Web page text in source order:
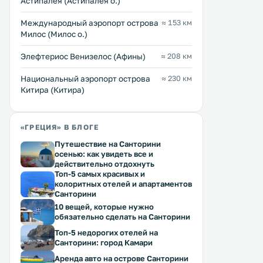
Междунарoдный аэропорт острова
Милос (Милос о.)
≈ 153 км
Элефтериос Венизелос (Афины) ≈ 208 км
Национальный аэропорт острова
Китира (Китира)
≈ 230 км
«ГРЕЦИЯ» В БЛОГЕ
Путешествие на Санторини
осенью: как увидеть все и
действительно отдохнуть
Топ-5 самых красивых и
колоритных отелей и апартаментов
Санторини
10 вещей, которые нужно
обязательно сделать на Санторини
Топ-5 недорогих отелей на
Санторини: город Камари
Аренда авто на острове Санторини